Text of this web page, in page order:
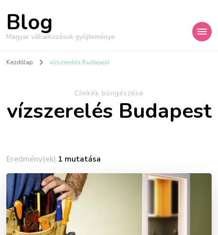
Blog
Magyar vállalkozások gyűjteménye
Kezdőlap vízszerelés Budapest
Címkék böngészése
vízszerelés Budapest
Eredmény(ek) 1 mutatása